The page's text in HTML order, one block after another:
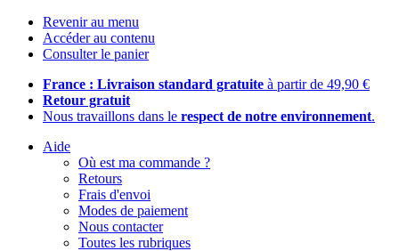
Revenir au menu
Accéder au contenu
Consulter le panier
France : Livraison standard gratuite à partir de 49,90 €
Retour gratuit
Nous travaillons dans le respect de notre environnement.
Aide
Où est ma commande ?
Retours
Frais d'envoi
Modes de paiement
Nous contacter
Toutes les rubriques